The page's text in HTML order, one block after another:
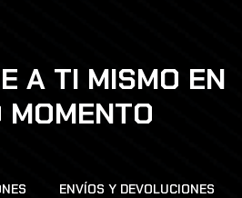
A TI MISMO EN
MOMENTO
ENVÍOS Y DEVOLUCIONES